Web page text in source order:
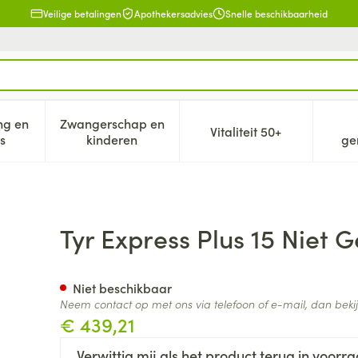
Veilige betalingen Apothekersadvies Snelle beschikbaarheid
verzorging en hygiëne categorie
en
submenu voor Dieet, voeding en vitamines categorie
Zwangerschap en
kinderenToon submenu voor Zwangerschap en
Vitaliteit 50+Toon submenu
30x25g
Tyr Express Plus 15 Niet
€ 439,21
Niet beschikbaar
Neem contact op met ons via telefoon of e-mail, dan